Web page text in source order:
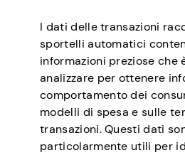
I dati delle transazioni
sportelli automatici
informazioni preziose che
analizzare per ottenere
comportamento dei
modelli di spesa e sulle
transazioni. Questi dati
particolarmente utili per